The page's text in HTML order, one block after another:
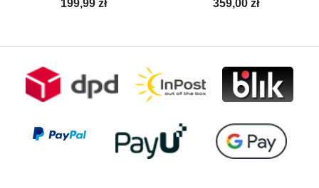
Cena
199,99 zł Cena
359,00 zł